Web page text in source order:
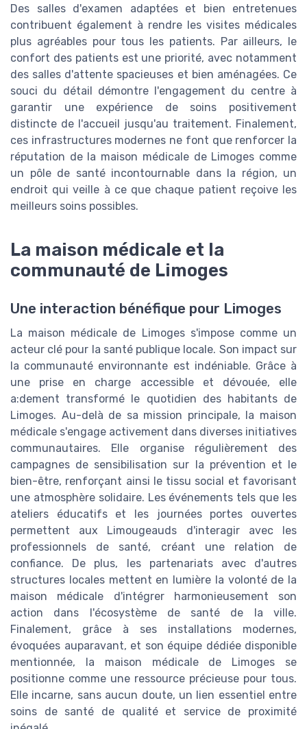
Des salles d'examen adaptées et bien entretenues
contribuent également à rendre les visites médicales
plus agréables pour tous les patients. Par ailleurs, le
confort des patients est une priorité, avec notamment
des salles d'attente spacieuses et bien aménagées. Ce
souci du détail démontre l'engagement du centre à
garantir une expérience de soins positivement
distincte de l'accueil jusqu'au traitement. Finalement,
ces infrastructures modernes ne font que renforcer la
réputation de la maison médicale de Limoges comme
un pôle de santé incontournable dans la région, un
endroit qui veille à ce que chaque patient reçoive les
meilleurs soins possibles.
La maison médicale et la
communauté de Limoges
Une interaction bénéfique pour Limoges
La maison médicale de Limoges s'impose comme un
acteur clé pour la santé publique locale. Son impact sur
la communauté environnante est indéniable. Grâce à
une prise en charge accessible et dévouée, elle
a:dement transformé le quotidien des habitants de
Limoges. Au-delà de sa mission principale, la maison
médicale s'engage activement dans diverses initiatives
communautaires. Elle organise régulièrement des
campagnes de sensibilisation sur la prévention et le
bien-être, renforçant ainsi le tissu social et favorisant
une atmosphère solidaire. Les événements tels que les
ateliers éducatifs et les journées portes ouvertes
permettent aux Limougeauds d'interagir avec les
professionnels de santé, créant une relation de
confiance. De plus, les partenariats avec d'autres
structures locales mettent en lumière la volonté de la
maison médicale d'intégrer harmonieusement son
action dans l'écosystème de santé de la ville.
Finalement, grâce à ses installations modernes,
évoquées auparavant, et son équipe dédiée disponible
mentionnée, la maison médicale de Limoges se
positionne comme une ressource précieuse pour tous.
Elle incarne, sans aucun doute, un lien essentiel entre
soins de santé de qualité et service de proximité